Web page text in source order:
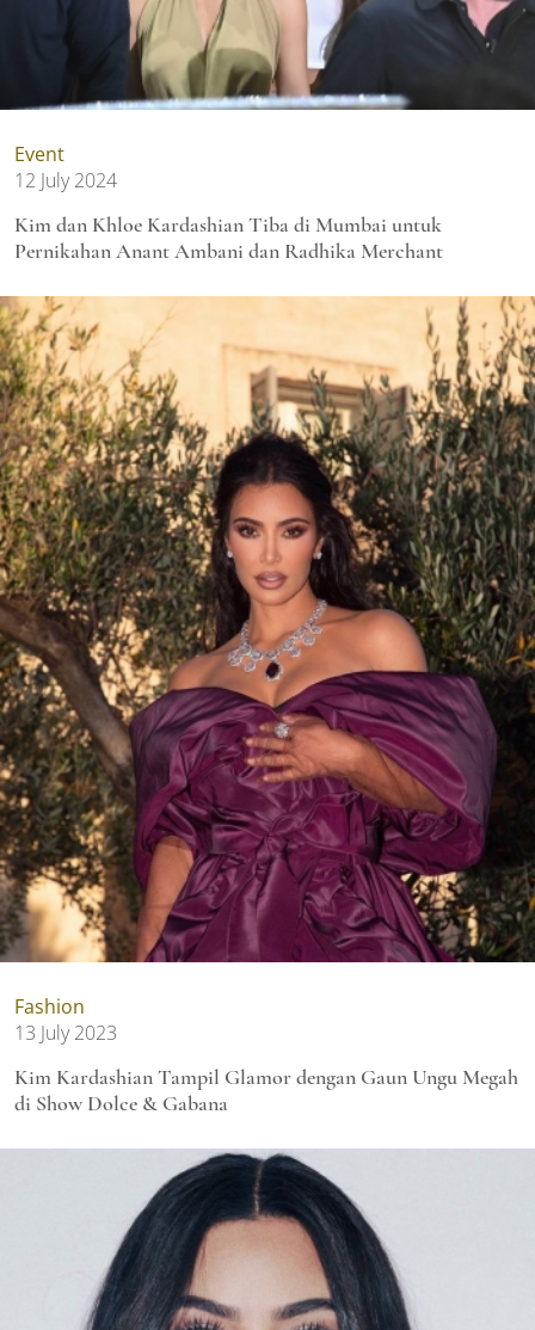
Event
12 July 2024
Kim dan Khloe Kardashian Tiba di Mumbai untuk
Pernikahan Anant Ambani dan Radhika Merchant
Fashion
13 July 2023
Kim Kardashian Tampil Glamor dengan Gaun Ungu Megah
di Show Dolce & Gabana